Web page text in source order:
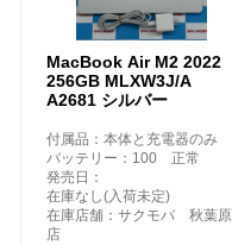
MacBook Air M2 2022
256GB MLXW3J/A
A2681 シルバー
付属品：本体と充電器のみ
バッテリー：100 正常
発売日：
在庫なし(入荷未定)
在庫店舗：サクモバ 秋葉原
店